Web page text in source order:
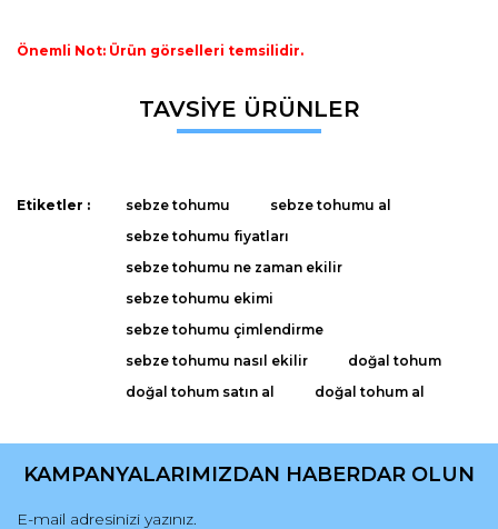
Önemli Not: Ürün görselleri temsilidir.
Bu ürüne ilk yorumu siz yapın!
Yorum Yaz
Bu ürünün fiyat bilgisi, resim, ürün açıklamalarında ve diğer
konularda yetersiz gördüğünüz noktaları öneri formunu
Bu ürüne benzer farklı alternatifler olmalı.
TAVSİYE ÜRÜNLER
Etiketler : sebze tohumu
sebze tohumu al
sebze tohumu fiyatları
sebze tohumu ne zaman ekilir
sebze tohumu ekimi
sebze tohumu çimlendirme
sebze tohumu nasıl ekilir
doğal tohum
doğal tohum satın al
doğal tohum al
KAMPANYALARIMIZDAN HABERDAR OLUN